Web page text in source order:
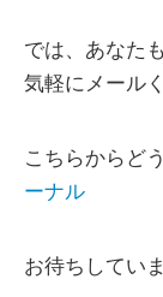
では、あなた
気軽にメール
こちらからど
ーナル
お待ちしていま